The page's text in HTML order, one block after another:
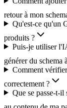
retour à mon
Qu'est-ce qu'un
produits ?
Puis-je utiliser
générer du schema
Comment
correctement ?
Que se passe-t-il